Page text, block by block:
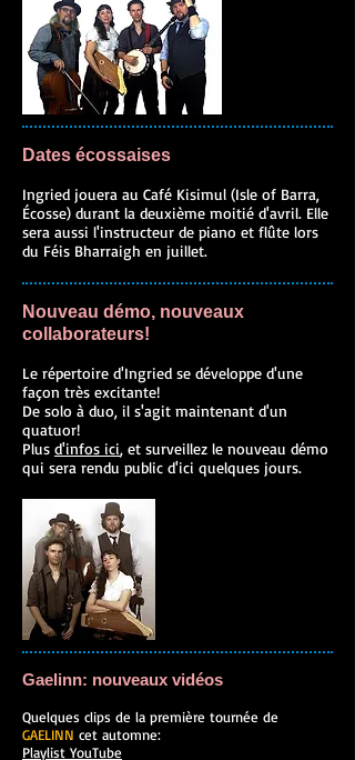
Dates écossaises
Ingried jouera au Café Kisimul (Isle of Barra,
Écosse) durant la deuxième moitié d'avril. Elle
sera aussi l'instructeur de piano et flûte lors
du Féis Bharraigh en juillet.
Nouveau démo, nouveaux
collaborateurs!
Le répertoire d'Ingried se développe d'une
façon très excitante!
De solo à duo, il s'agit maintenant d'un
quatuor!
Plus d'infos ici, et surveillez le nouveau démo
qui sera rendu public d'ici quelques jours.
Gaelinn: nouveaux vidéos
Quelques clips de la première tournée de
GAELINN cet automne:
Playlist YouTube